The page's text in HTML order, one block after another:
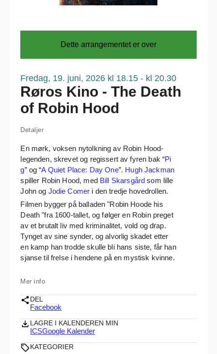
Dette arrangementet er over
Fredag, 19. juni, 2026 kl 18.15 - kl 20.30
Røros Kino - The Death
of Robin Hood
Detaljer
En mørk, voksen nytolkning av Robin Hood-
legenden, skrevet og regissert av fyren bak “Pi
g” og “A Quiet Place: Day One”. Hugh Jackman
spiller Robin Hood, med Bill Skarsgård som lille
John og Jodie Comer i den tredje hovedrollen.
Filmen bygger på balladen "Robin Hoode his
Death "fra 1600-tallet, og følger en Robin preget
av et brutalt liv med kriminalitet, vold og drap.
Tynget av sine synder, og alvorlig skadet etter
en kamp han trodde skulle bli hans siste, får han
sjanse til frelse i hendene på en mystisk kvinne.
Mer info
DEL
Facebook
LAGRE I KALENDEREN MIN
ICSGoogle Kalender
KATEGORIER